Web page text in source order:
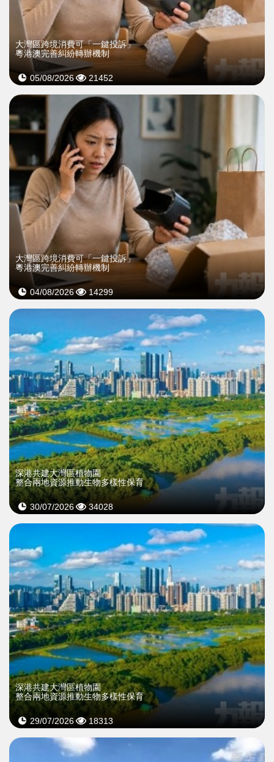
大灣區跨境消費可「一鍵投訴」
粵港澳完善糾紛轉辦機制
05/08/2026 21452
大灣區跨境消費可「一鍵投訴」
粵港澳完善糾紛轉辦機制
04/08/2026 14299
深港共建大灣區植物園
整合兩地資源推動生物多樣性保育
30/07/2026 34028
深港共建大灣區植物園
整合兩地資源推動生物多樣性保育
29/07/2026 18313